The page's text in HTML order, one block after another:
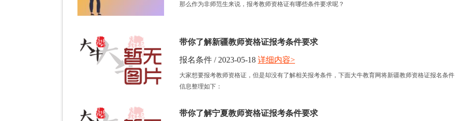
那么作为非师范生来说，报考教师资格证有哪些条件要求呢？
带你了解新疆教师资格证报考条件要求
报名条件 / 2023-05-18
大家想要报考教师资格证，但是却没有了解相关报考条件，下面大牛教育网将新疆教师资格证报名条件
信息整理如下：
详细内容>
带你了解宁夏教师资格证报考条件要求